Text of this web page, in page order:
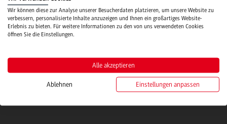
Campusmensa
Wir können diese zur Analyse unserer Besucherdaten platzieren, um unsere Website zu
verbessern, personalisierte Inhalte anzuzeigen und Ihnen ein großartiges Website-
Erlebnis zu bieten. Für weitere Informationen zu den von uns verwendeten Cookies
öffnen Sie die Einstellungen.
Alle akzeptieren
Ablehnen Einstellungen anpassen